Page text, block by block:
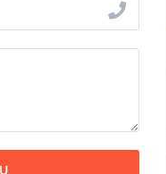
mới nhất
Tour Du Lịch Pù
Thứ